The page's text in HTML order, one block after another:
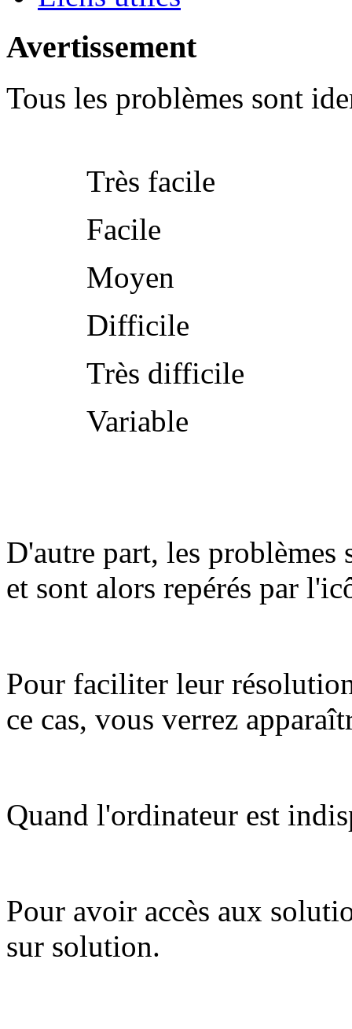
Avertissement
Tous les problèmes sont
Très facile
Facile
Moyen
Difficile
Très difficile
Variable
D'autre part, les problèmes
et sont alors repérés par
Pour faciliter leur
ce cas, vous verrez
Quand l'ordinateur est
Pour avoir accès aux
sur solution.